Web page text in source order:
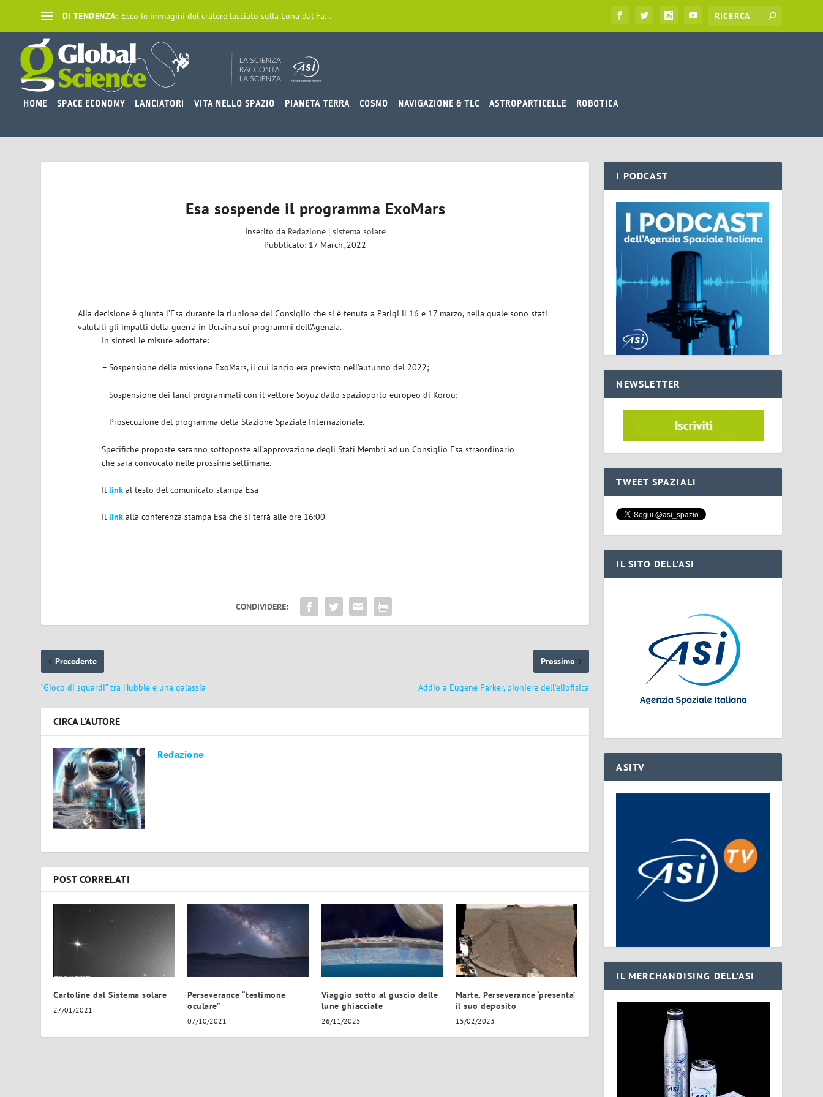
DI TENDENZA: Ecco le immagini del cratere lasciato sulla Luna dal Fa...
HOME SPACE ECONOMY LANCIATORI VITA NELLO SPAZIO PIANETA TERRA COSMO NAVIGAZIONE & TLC ASTROPARTICELLE ROBOTICA
Esa sospende il programma ExoMars
Inserito da Redazione| sistema solare
Pubblicato: 17 March, 2022
Alla decisione è giunta l’Esa durante la riunione del Consiglio che si è tenuta a Parigi il 16 e 17 marzo, nella quale sono stati
valutati gli impatti della guerra in Ucraina sui programmi dell’Agenzia.
In sintesi le misure adottate:
– Sospensione della missione ExoMars, il cui lancio era previsto nell’autunno del 2022;
– Sospensione dei lanci programmati con il vettore Soyuz dallo spazioporto europeo di Korou;
– Prosecuzione del programma della Stazione Spaziale Internazionale.
Specifiche proposte saranno sottoposte all’approvazione degli Stati Membri ad un Consiglio Esa straordinario
che sarà convocato nelle prossime settimane.
Il link al testo del comunicato stampa Esa
Illinkalla conferenza stampa Esa che si terrà alle ore 16:00
CONDIVIDERE:
Precedente
“Gioco di sguardi” tra Hubble e una galassia
Prossimo
Addio a Eugene Parker, pioniere dell’eliofisica
CIRCA L'AUTORE
Redazione
POST CORRELATI
Cartoline dal Sistema solare
27/01/2021
Perseverance “testimone
oculare”
07/10/2021
Viaggio sotto al guscio delle
lune ghiacciate
26/11/2025
Marte, Perseverance ‘presenta’
il suo deposito
15/02/2023
I PODCAST
NEWSLETTER
TWEET SPAZIALI
IL SITO DELL’ASI
ASITV
IL MERCHANDISING DELL’ASI